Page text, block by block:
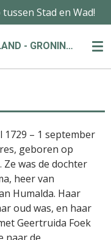
WINSUM - WADDENLAND - GRONINGEN
Stad en Wad!
1729 – 1 september
geboren op
Ze was de dochter
heer van
Humalda. Haar
oud was, en haar
Geertruida Foek